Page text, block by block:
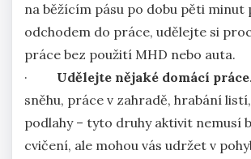
na běžícím pásu po dobu pěti minut
odchodem do práce, udělejte si
práce bez použití MHD nebo auta.
· Udělejte nějaké domácí práce
sněhu, práce v zahradě, hrabání
podlahy – tyto druhy aktivit nemusí
cvičení, ale mohou vás udržet v